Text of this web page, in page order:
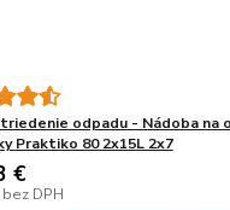
triedenie odpadu - Nádoba na
Praktiko 80 2x15L 2x7
€
bez DPH